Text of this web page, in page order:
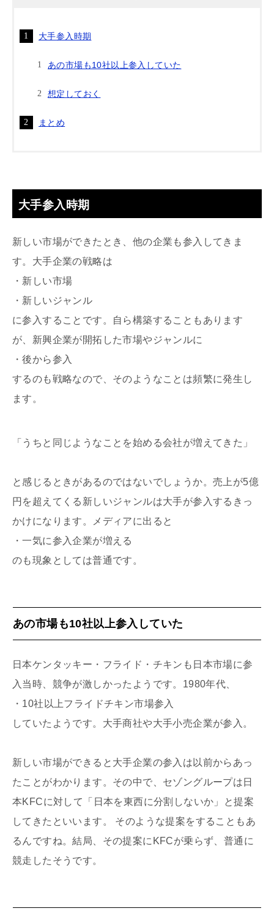
大手参入時期
あの市場も10社以上参入していた
想定しておく
まとめ
大手参入時期
新しい市場ができたとき、他の企業も参入してきま
す。大手企業の戦略は
・新しい市場
・新しいジャンル
に参入することです。自ら構築することもあります
が、新興企業が開拓した市場やジャンルに
・後から参入
するのも戦略なので、そのようなことは頻繁に発生し
ます。
「うちと同じようなことを始める会社が増えてきた」
と感じるときがあるのではないでしょうか。売上が5億
円を超えてくる新しいジャンルは大手が参入するきっ
かけになります。メディアに出ると
・一気に参入企業が増える
のも現象としては普通です。
あの市場も10社以上参入していた
日本ケンタッキー・フライド・チキンも日本市場に参
入当時、競争が激しかったようです。1980年代、
・10社以上フライドチキン市場参入
していたようです。大手商社や大手小売企業が参入。
新しい市場ができると大手企業の参入は以前からあっ
たことがわかります。その中で、セゾングループは日
本KFCに対して「日本を東西に分割しないか」と提案
してきたといいます。 そのような提案をすることもあ
るんですね。結局、その提案にKFCが乗らず、普通に
競走したそうです。